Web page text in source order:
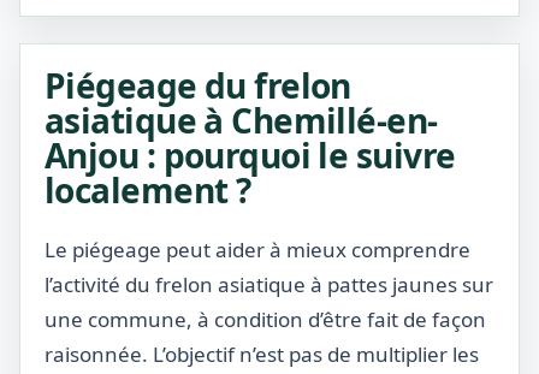
Piégeage du frelon
asiatique à Chemillé-en-
Anjou : pourquoi le suivre
localement ?
Le piégeage peut aider à mieux comprendre
l’activité du frelon asiatique à pattes jaunes sur
une commune, à condition d’être fait de façon
raisonnée. L’objectif n’est pas de multiplier les